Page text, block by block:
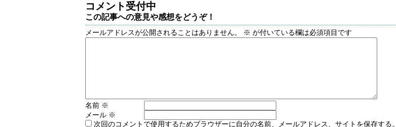
コメント受付中
この記事への意見や感想をどうぞ！
メールアドレスが公開されることはありません。 ※ が付いている欄は必須項目です
名前 ※
メール ※
次回のコメントで使用するためブラウザーに自分の名前、メールアドレス、サイトを保存する。